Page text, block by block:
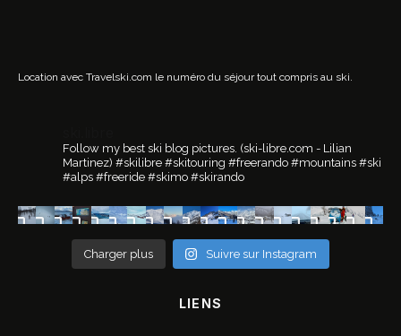
Location avec Travelski.com le numéro du séjour tout compris au ski.
Follow my best ski blog pictures. (ski-libre.com - Lilian
Martinez) #skilibre #skitouring #freerando #mountains #ski
#alps #freeride #skimo #skirando
Charger plus Suivre sur Instagram
LIENS